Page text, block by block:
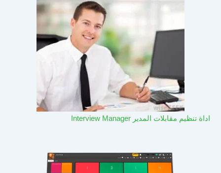
اداة تنظيم مقابلات المدير Interview Manager